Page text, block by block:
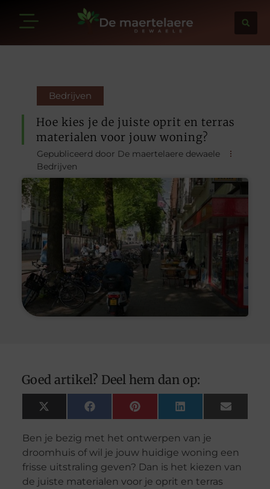
Bedrijven
Hoe kies je de juiste oprit en terras
materialen voor jouw woning?
Gepubliceerd door De maertelaere dewaele
Bedrijven
Goed artikel? Deel hem dan op:
X
(Twitter)
FacebookPinterest LinkedIn Email
Ben je bezig met het ontwerpen van je
droomhuis of wil je jouw huidige woning een
frisse uitstraling geven? Dan is het kiezen van
de juiste materialen voor je oprit en terras